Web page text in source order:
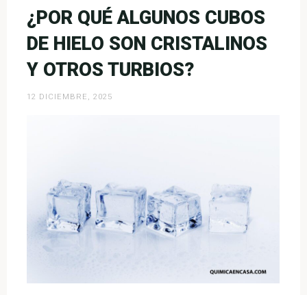
Alimentaria:
Síntesis
Técnica»
¿POR QUÉ ALGUNOS CUBOS
DE HIELO SON CRISTALINOS
Y OTROS TURBIOS?
12 DICIEMBRE, 2025